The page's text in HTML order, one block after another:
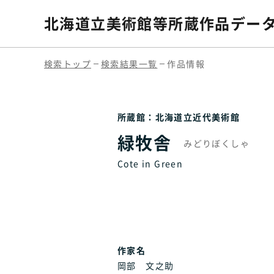
北海道立美術館等所蔵作品デー
検索トップ 検索結果一覧 作品情報
所蔵館：北海道立近代美術館
緑牧舎
みどりぼくしゃ
Cote in Green
作家名
岡部 文之助